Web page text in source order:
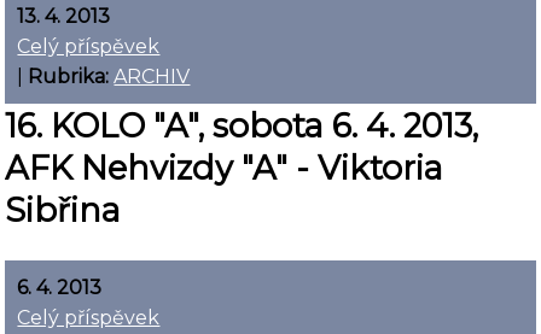
13. 4. 2013
Celý příspěvek
Rubrika: ARCHIV
16. KOLO "A", sobota 6. 4. 2013,
AFK Nehvizdy "A" - Viktoria
Sibřina
6. 4. 2013
Celý příspěvek